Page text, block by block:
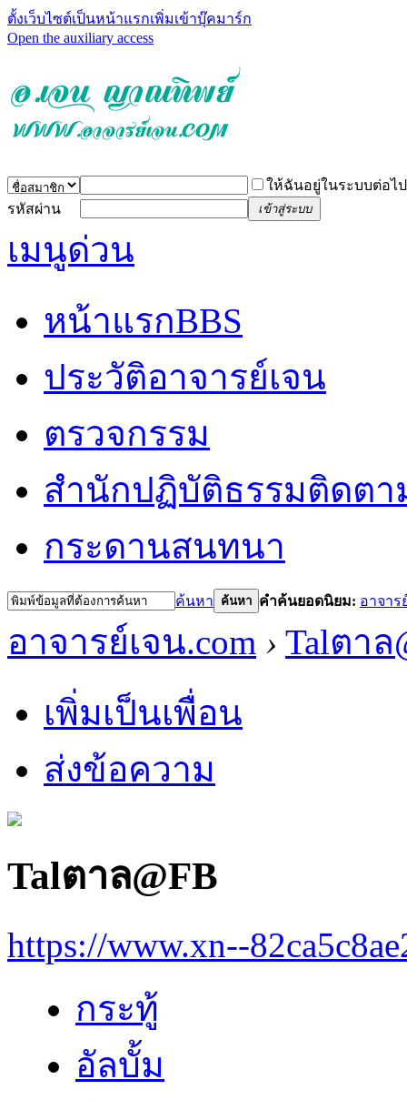
ตั้งเว็บไซต์เป็นหน้าแรกเพิ่มเข้าบุ๊คมาร์ก
Open the auxiliary access
ให้ฉันอยู่ในระบบต่อไป
รหัสผ่าน
เข้าสู่ระบบ
เมนูด่วน
หน้าแรกBBS
ประวัติอาจารย์เจน
ตรวจกรรม
สำนักปฏิบัติธรรมติดต
กระดานสนทนา
ค้นหา ค้นหา คำค้นยอดนิยม: อาจาร
อาจารย์เจน.com › Talตาล
เพิ่มเป็นเพื่อน
ส่งข้อความ
Talตาล@FB
https://www.xn--
กระทู้
อัลบั้ม